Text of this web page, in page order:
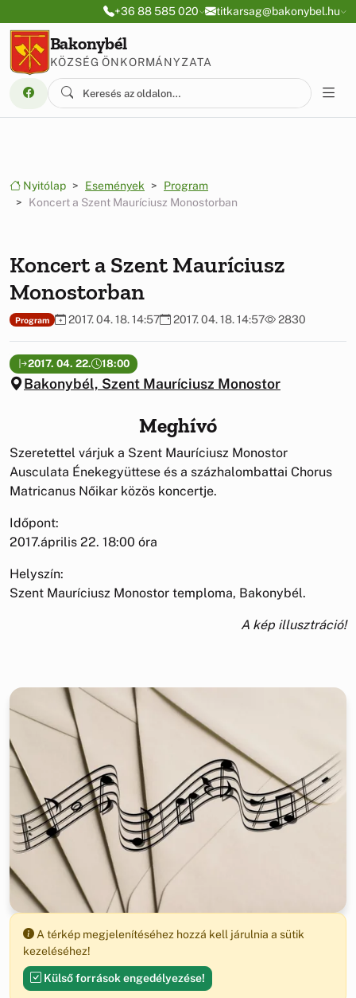
Ugrás a menüre
Ugrás a tartalomra+36 88 585 020 titkarsag@bakonybel.hu
Bakonybél
KÖZSÉG ÖNKORMÁNYZATA
Nyitólap Események
Program
Koncert a Szent Mauríciusz Monostorban
Koncert a Szent Mauríciusz
Monostorban
Program 2017. 04. 18. 14:57 2017. 04. 18. 14:57 2830
2017. 04. 22. 18:00
Bakonybél, Szent Mauríciusz Monostor
Meghívó
Szeretettel várjuk a Szent Mauríciusz Monostor
Ausculata Énekegyüttese és a százhalombattai Chorus
Matricanus Nőikar közös koncertje.
Időpont:
2017.április 22. 18:00 óra
Helyszín:
Szent Mauríciusz Monostor temploma, Bakonybél.
A kép illusztráció!
A térkép megjelenítéséhez hozzá kell járulnia a sütik
kezeléséhez!
Külső források engedélyezése!